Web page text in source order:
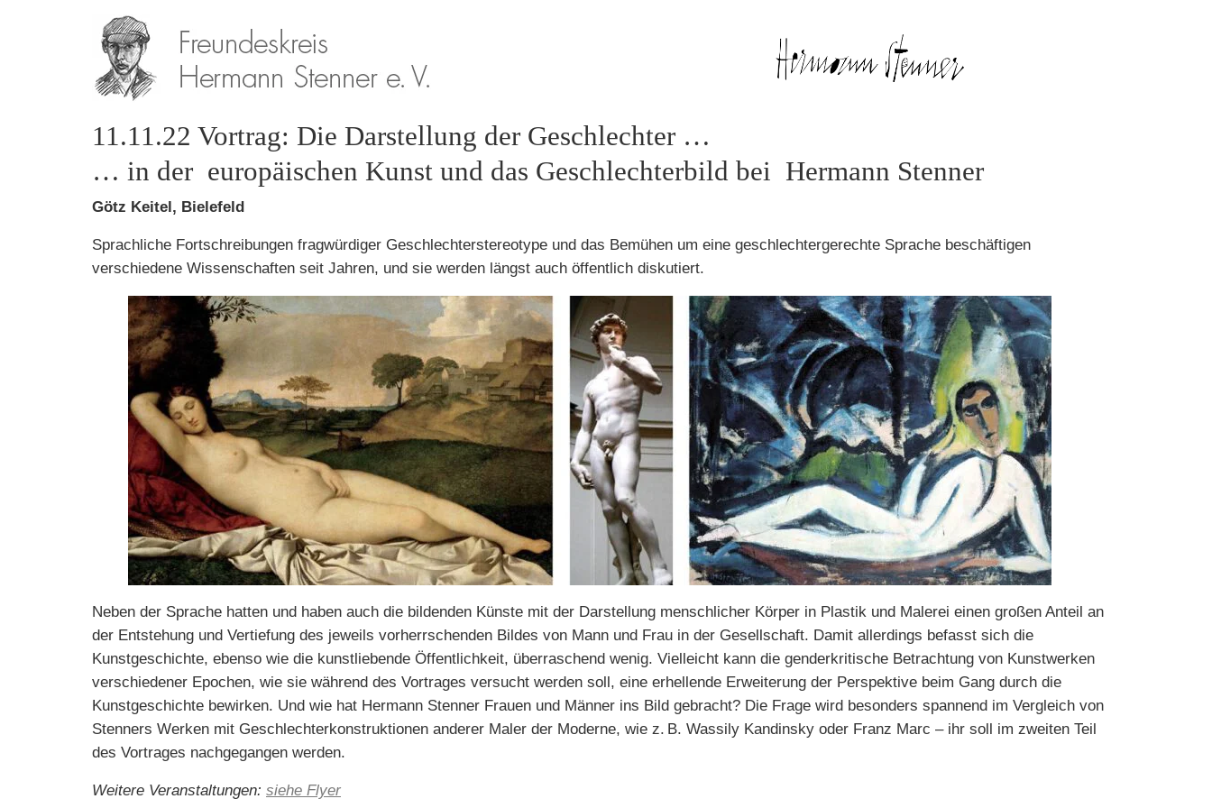
11.11.22 Vortrag: Die Darstellung der Geschlechter …
… in der europäischen Kunst und das Geschlechterbild bei Hermann Stenner
Götz Keitel, Bielefeld
Sprachliche Fortschreibungen fragwürdiger Geschlechter­stereotype und das Bemühen um eine geschlechtergerechte Sprache beschäftigen
verschiedene Wissenschaften seit Jahren, und sie werden längst auch öffentlich diskutiert.
Neben der Sprache hatten und haben auch die bildenden Künste mit der Darstellung menschlicher Körper in Plastik und Malerei einen großen Anteil an
der Entstehung und Vertiefung des jeweils vorherrschenden Bildes von Mann und Frau in der Gesellschaft. Damit allerdings befasst sich die
Kunstgeschichte, ebenso wie die kunstliebende Öffentlichkeit, überraschend wenig. Vielleicht kann die genderkritische Betrachtung von Kunstwerken
verschiedener Epochen, wie sie während des Vortrages versucht werden soll, eine erhellende Erweiterung der Perspektive beim Gang durch die
Kunstgeschichte bewirken. Und wie hat Hermann Stenner Frauen und Männer ins Bild gebracht? Die Frage wird besonders spannend im Vergleich von
Stenners Werken mit Geschlechter­konstruktionen anderer Maler der Moderne, wie z. B. Wassily Kandinsky oder Franz Marc – ihr soll im zweiten Teil
des Vortrages nachgegangen werden.
Weitere Veranstaltungen: siehe Flyer